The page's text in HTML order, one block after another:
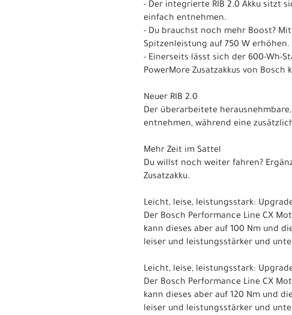
- Der integrierte RIB 2.0 Akku sitzt
einfach entnehmen.
- Du brauchst noch mehr Boost?
Spitzenleistung auf 750 W erhöhen.
- Einerseits lässt sich der 600-Wh-
PowerMore Zusatzakkus von
Neuer RIB 2.0
Der überarbeitete
entnehmen, während eine
Mehr Zeit im Sattel
Du willst noch weiter fahren?
Zusatzakku.
Leicht, leise, leistungsstark:
Der Bosch Performance Line CX
kann dieses aber auf 100 Nm und
leiser und leistungsstärker und
Leicht, leise, leistungsstark:
Der Bosch Performance Line CX
kann dieses aber auf 120 Nm und
leiser und leistungsstärker und